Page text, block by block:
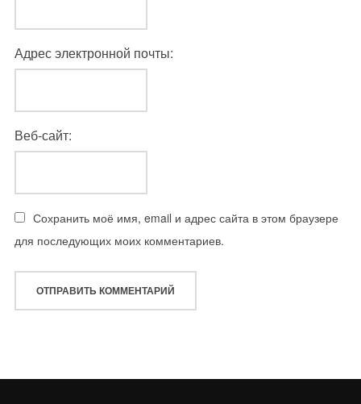
Адрес электронной почты:
Веб-сайт:
Сохранить моё имя, email и адрес сайта в этом браузере
для последующих моих комментариев.